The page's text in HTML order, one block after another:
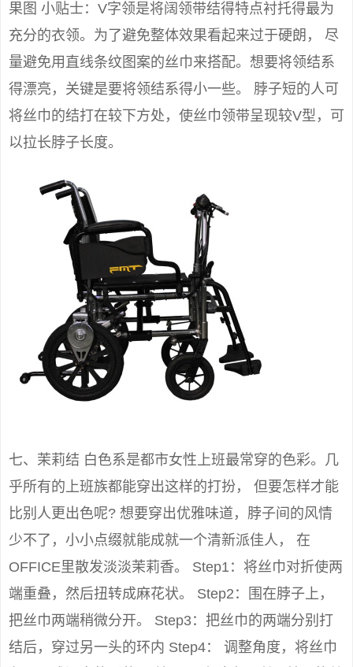
果图 小贴士：V字领是将阔领带结得特点衬托得最为
充分的衣领。为了避免整体效果看起来过于硬朗， 尽
量避免用直线条纹图案的丝巾来搭配。想要将领结系
得漂亮，关键是要将领结系得小一些。 脖子短的人可
将丝巾的结打在较下方处，使丝巾领带呈现较V型，可
以拉长脖子长度。
七、茉莉结 白色系是都市女性上班最常穿的色彩。几
乎所有的上班族都能穿出这样的打扮， 但要怎样才能
比别人更出色呢? 想要穿出优雅味道，脖子间的风情
少不了，小小点缀就能成就一个清新派佳人， 在
OFFICE里散发淡淡茉莉香。 Step1：将丝巾对折使两
端重叠，然后扭转成麻花状。 Step2：围在脖子上，
把丝巾两端稍微分开。 Step3：把丝巾的两端分别打
结后，穿过另一头的环内 Step4： 调整角度，将丝巾